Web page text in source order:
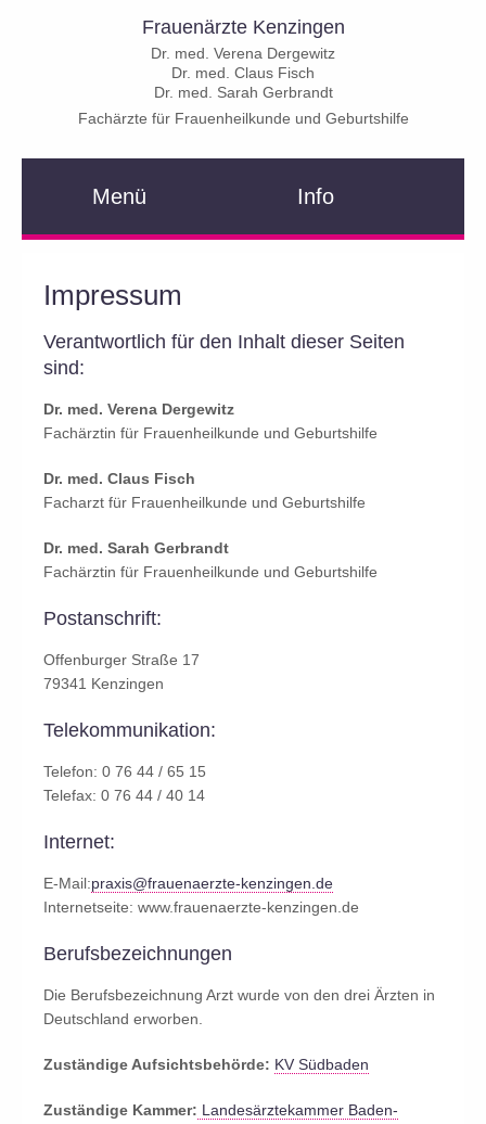
Frauenärzte Kenzingen
Dr. med. Verena Dergewitz
Dr. med. Claus Fisch
Dr. med. Sarah Gerbrandt
Fachärzte für Frauenheilkunde und Geburtshilfe
Menü Info
Impressum
Verantwortlich für den Inhalt dieser Seiten
sind:
Dr. med. Verena Dergewitz
Fachärztin für Frauenheilkunde und Geburtshilfe
Dr. med. Claus Fisch
Facharzt für Frauenheilkunde und Geburtshilfe
Dr. med. Sarah Gerbrandt
Fachärztin für Frauenheilkunde und Geburtshilfe
Postanschrift:
Offenburger Straße 17
79341 Kenzingen
Telekommunikation:
Telefon: 0 76 44 / 65 15
Telefax: 0 76 44 / 40 14
Internet:
E-Mail:praxis@frauenaerzte-kenzingen.de
Internetseite: www.frauenaerzte-kenzingen.de
Berufsbezeichnungen
Die Berufsbezeichnung Arzt wurde von den drei Ärzten in
Deutschland erworben.
Zuständige Aufsichtsbehörde: KV Südbaden
Zuständige Kammer: Landesärztekammer Baden-